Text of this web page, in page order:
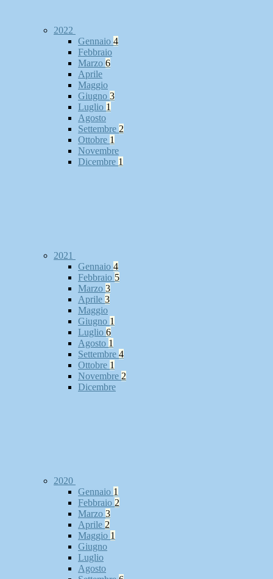
2022
Gennaio 4
Febbraio
Marzo 6
Aprile
Maggio
Giugno 3
Luglio 1
Agosto
Settembre 2
Ottobre 1
Novembre
Dicembre 1
2021
Gennaio 4
Febbraio 5
Marzo 3
Aprile 3
Maggio
Giugno 1
Luglio 6
Agosto 1
Settembre 4
Ottobre 1
Novembre 2
Dicembre
2020
Gennaio 1
Febbraio 2
Marzo 3
Aprile 2
Maggio 1
Giugno
Luglio
Agosto